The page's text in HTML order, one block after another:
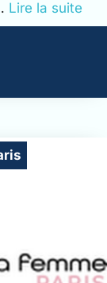
Lire la suite